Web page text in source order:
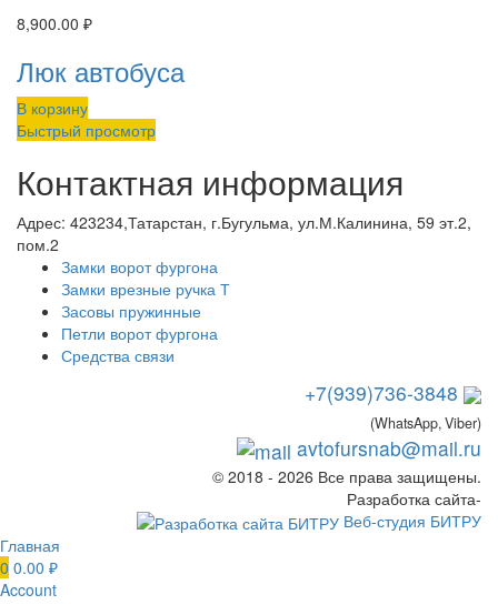
8,900.00 ₽
Люк автобуса
В корзину
Быстрый просмотр
Контактная информация
Адрес: 423234,Татарстан, г.Бугульма, ул.М.Калинина, 59 эт.2,
пом.2
Замки ворот фургона
Замки врезные ручка Т
Засовы пружинные
Петли ворот фургона
Средства связи
+7(939)736-3848
(WhatsApp, Viber)
avtofursnab@mail.ru
© 2018 - 2026 Все права защищены.
Разработка сайта-
Веб-студия БИТРУ
Главная
0 0.00 ₽
Account